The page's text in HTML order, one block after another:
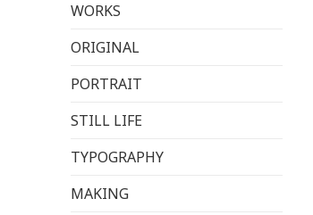
WORKS
ORIGINAL
PORTRAIT
STILL LIFE
TYPOGRAPHY
MAKING